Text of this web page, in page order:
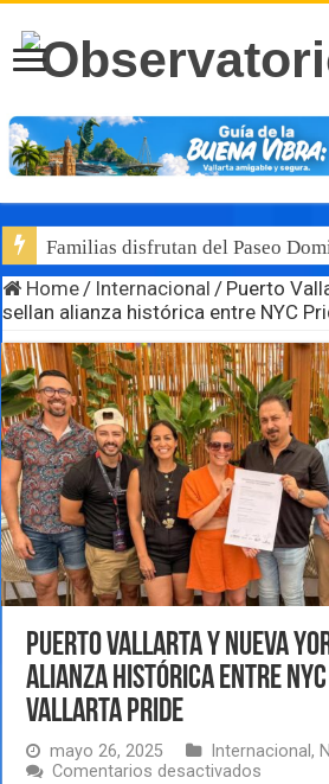
Familias disfrutan del Paseo
Home / Internacional / Puerto
sellan alianza histórica entre NYC
Puerto Vallarta y Nueva
alianza histórica entre
Vallarta Pride
mayo 26, 2025 Internacional,
Comentarios desactivados